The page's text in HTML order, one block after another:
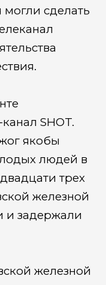
сделать
SHOT.
якобы
людей в
трех
железной
и задержали
железной